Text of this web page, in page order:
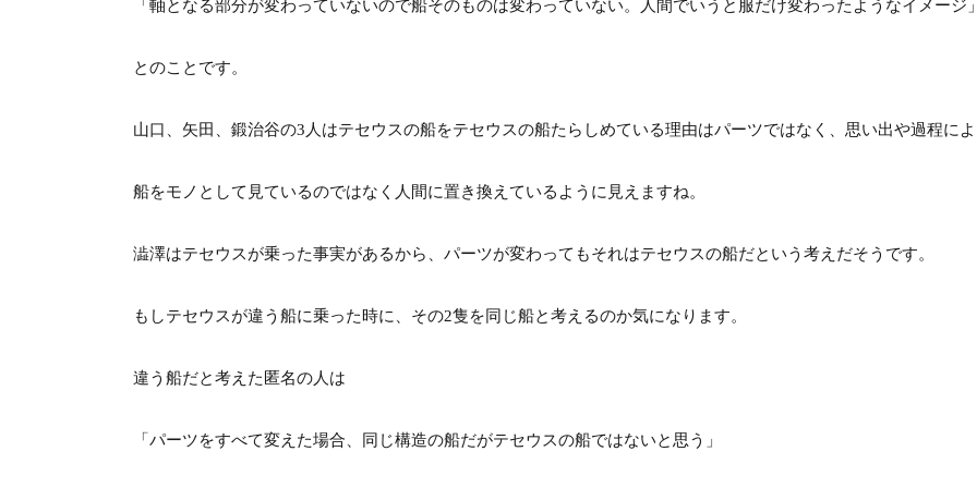
「軸となる部分が変わっていないので船そのものは変わっていない。人間でいうと服だけ変わったようなイメージ」
とのことです。
山口、矢田、鍛治谷の3人はテセウスの船をテセウスの船たらしめている理由はパーツではなく、思い出や過程に
船をモノとして見ているのではなく人間に置き換えているように見えますね。
澁澤はテセウスが乗った事実があるから、パーツが変わってもそれはテセウスの船だという考えだそうです。
もしテセウスが違う船に乗った時に、その2隻を同じ船と考えるのか気になります。
違う船だと考えた匿名の人は
「パーツをすべて変えた場合、同じ構造の船だがテセウスの船ではないと思う」